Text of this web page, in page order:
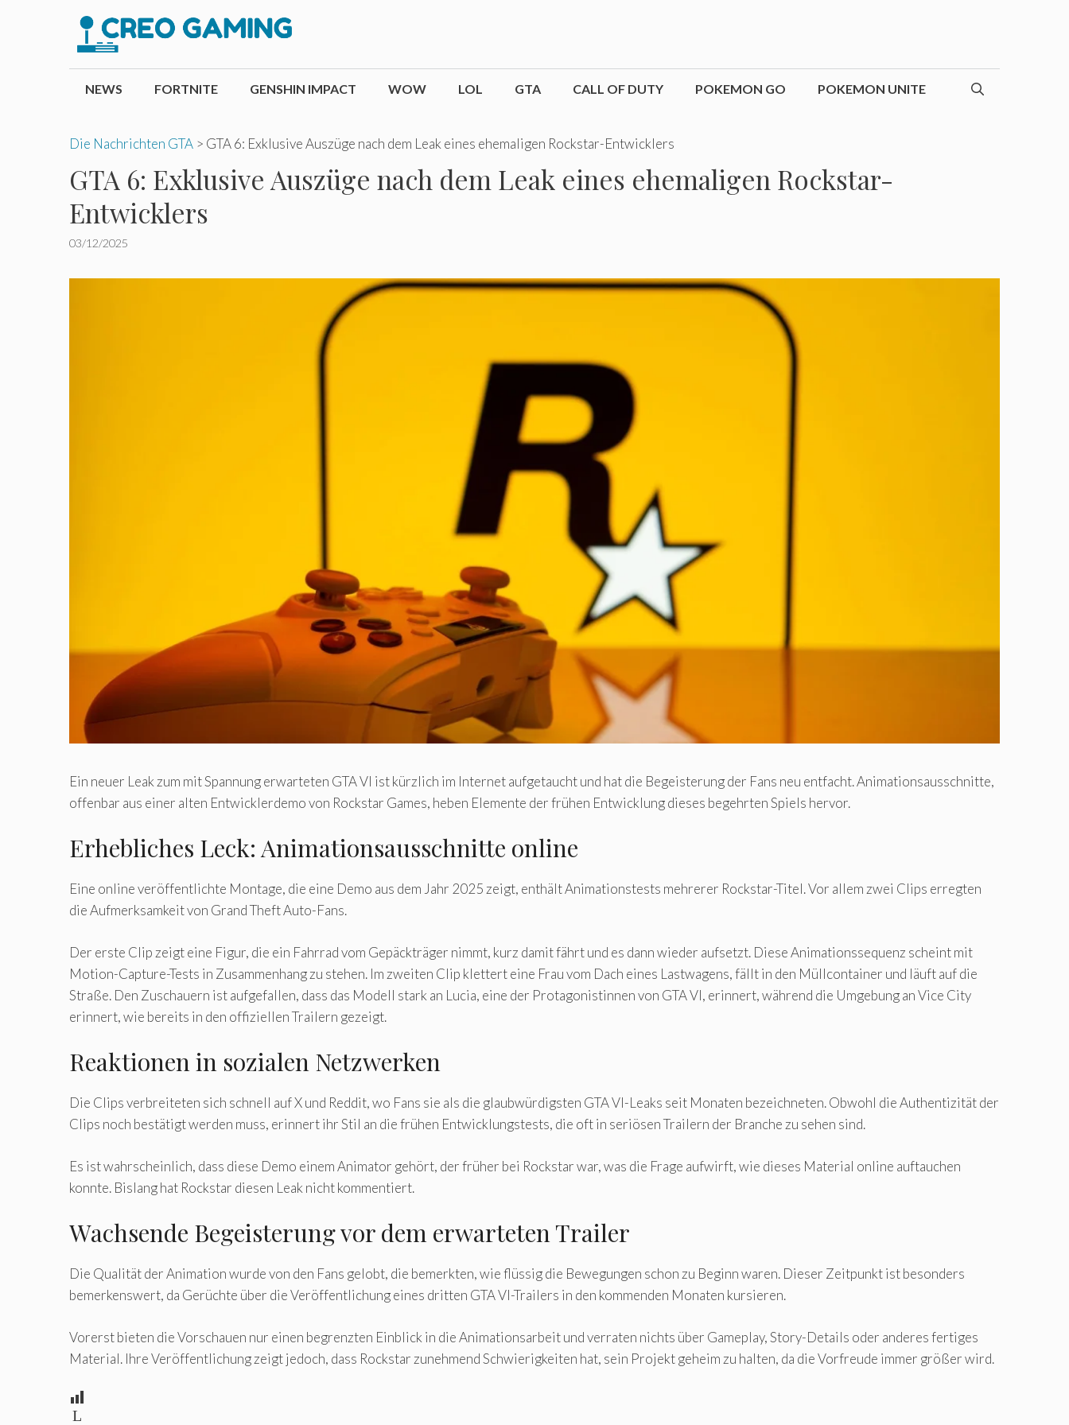
NEWS FORTNITE GENSHIN IMPACT WOW LOL GTA CALL OF DUTY POKEMON GO POKEMON UNITE
Die Nachrichten GTA > GTA 6: Exklusive Auszüge nach dem Leak eines ehemaligen Rockstar-Entwicklers
GTA 6: Exklusive Auszüge nach dem Leak eines ehemaligen Rockstar-
Entwicklers
03/12/2025
Ein neuer Leak zum mit Spannung erwarteten GTA VI ist kürzlich im Internet aufgetaucht und hat die Begeisterung der Fans neu entfacht. Animationsausschnitte,
offenbar aus einer alten Entwicklerdemo von Rockstar Games, heben Elemente der frühen Entwicklung dieses begehrten Spiels hervor.
Erhebliches Leck: Animationsausschnitte online
Eine online veröffentlichte Montage, die eine Demo aus dem Jahr 2025 zeigt, enthält Animationstests mehrerer Rockstar-Titel. Vor allem zwei Clips erregten
die Aufmerksamkeit von Grand Theft Auto-Fans.
Der erste Clip zeigt eine Figur, die ein Fahrrad vom Gepäckträger nimmt, kurz damit fährt und es dann wieder aufsetzt. Diese Animationssequenz scheint mit
Motion-Capture-Tests in Zusammenhang zu stehen. Im zweiten Clip klettert eine Frau vom Dach eines Lastwagens, fällt in den Müllcontainer und läuft auf die
Straße. Den Zuschauern ist aufgefallen, dass das Modell stark an Lucia, eine der Protagonistinnen von GTA VI, erinnert, während die Umgebung an Vice City
erinnert, wie bereits in den offiziellen Trailern gezeigt.
Reaktionen in sozialen Netzwerken
Die Clips verbreiteten sich schnell auf X und Reddit, wo Fans sie als die glaubwürdigsten GTA VI-Leaks seit Monaten bezeichneten. Obwohl die Authentizität der
Clips noch bestätigt werden muss, erinnert ihr Stil an die frühen Entwicklungstests, die oft in seriösen Trailern der Branche zu sehen sind.
Es ist wahrscheinlich, dass diese Demo einem Animator gehört, der früher bei Rockstar war, was die Frage aufwirft, wie dieses Material online auftauchen
konnte. Bislang hat Rockstar diesen Leak nicht kommentiert.
Wachsende Begeisterung vor dem erwarteten Trailer
Die Qualität der Animation wurde von den Fans gelobt, die bemerkten, wie flüssig die Bewegungen schon zu Beginn waren. Dieser Zeitpunkt ist besonders
bemerkenswert, da Gerüchte über die Veröffentlichung eines dritten GTA VI-Trailers in den kommenden Monaten kursieren.
Vorerst bieten die Vorschauen nur einen begrenzten Einblick in die Animationsarbeit und verraten nichts über Gameplay, Story-Details oder anderes fertiges
Material. Ihre Veröffentlichung zeigt jedoch, dass Rockstar zunehmend Schwierigkeiten hat, sein Projekt geheim zu halten, da die Vorfreude immer größer wird.
L